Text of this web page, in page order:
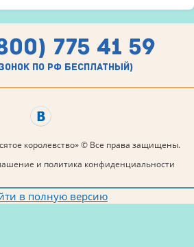
775 41 59
по рф бесплатный)
королевство» © Все права защищены.
и политика конфиденциальности
в полную версию